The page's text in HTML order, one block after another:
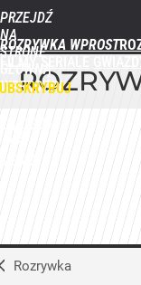
PRZEJDŹ
NA
STRONĘ
GŁÓWNĄ
WPROST.PL
ROZRYWKA WPROST
Rozrywka